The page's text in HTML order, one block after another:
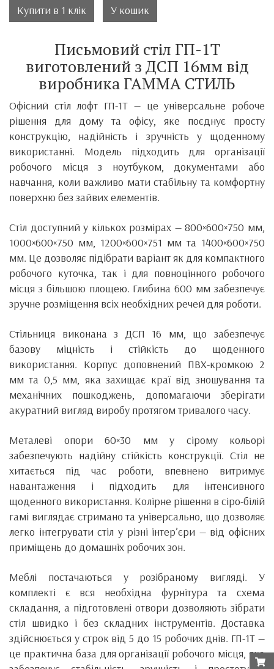
Купити в 1 клік У кошик
Письмовий стіл ГП-1Т
виготовлений з ДСП 16мм від
виробника ГАММА СТИЛЬ
Офісний стіл лофт ГП-1Т — це універсальне робоче
рішення для дому та офісу, яке поєднує просту
конструкцію, надійність і зручність у щоденному
використанні. Модель підходить для організації
робочого місця з ноутбуком, документами або
навчання, коли важливо мати стабільну та комфортну
поверхню без зайвих елементів.
Стіл доступний у кількох розмірах — 800×600×750 мм,
1000×600×750 мм, 1200×600×751 мм та 1400×600×750
мм. Це дозволяє підібрати варіант як для компактного
робочого куточка, так і для повноцінного робочого
місця з більшою площею. Глибина 600 мм забезпечує
зручне розміщення всіх необхідних речей для роботи.
Стільниця виконана з ДСП 16 мм, що забезпечує
базову міцність і стійкість до щоденного
використання. Корпус доповнений ПВХ-кромкою 2
мм та 0,5 мм, яка захищає краї від зношування та
механічних пошкоджень, допомагаючи зберігати
акуратний вигляд виробу протягом тривалого часу.
Металеві опори 60×30 мм у сірому кольорі
забезпечують надійну стійкість конструкції. Стіл не
хитається під час роботи, впевнено витримує
навантаження і підходить для інтенсивного
щоденного використання. Колірне рішення в сіро-білій
гамі виглядає стримано та універсально, що дозволяє
легко інтегрувати стіл у різні інтер’єри — від офісних
приміщень до домашніх робочих зон.
Меблі постачаються у розібраному вигляді. У
комплекті є вся необхідна фурнітура та схема
складання, а підготовлені отвори дозволяють зібрати
стіл швидко і без складних інструментів. Доставка
здійснюється у строк від 5 до 15 робочих днів. ГП-1Т —
це практична база для організації робочого місця, яка